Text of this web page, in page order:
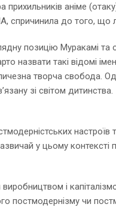
аніме
спричинила до того,
позицію Муракамі
назвати такі
творча свобода.
зі світом дитинства.
у цьому
і
постмодернізму чи